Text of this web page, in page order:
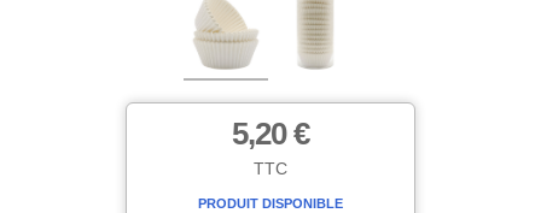
5,20 €
TTC
PRODUIT DISPONIBLE